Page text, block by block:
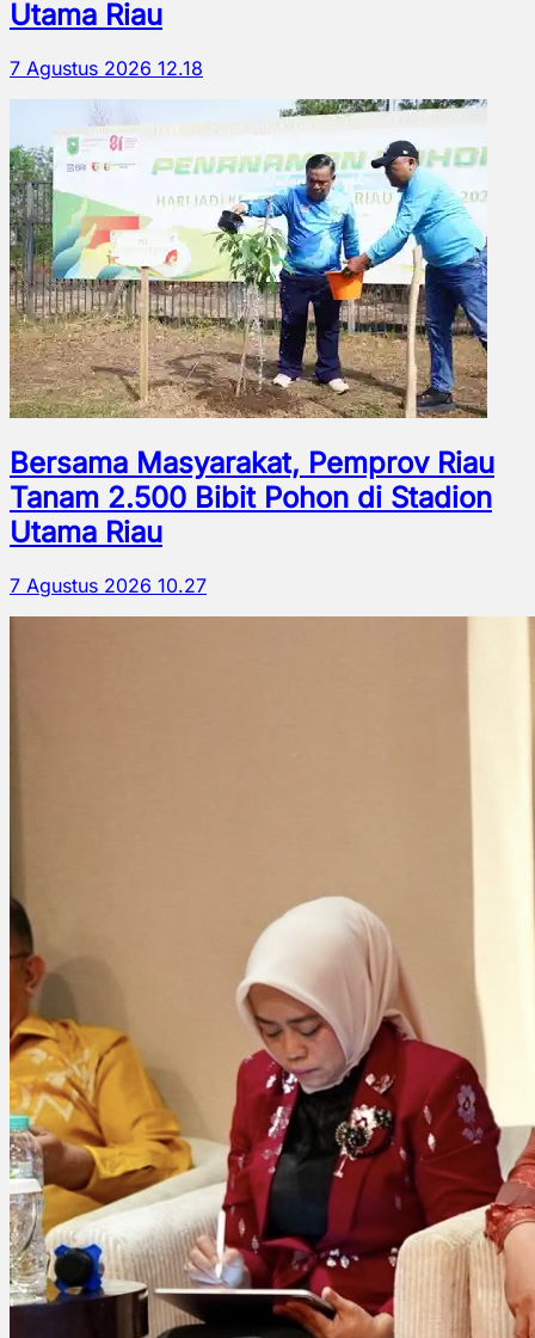
Utama Riau
7 Agustus 2026 12.18
Bersama Masyarakat, Pemprov Riau
Tanam 2.500 Bibit Pohon di Stadion
Utama Riau
7 Agustus 2026 10.27